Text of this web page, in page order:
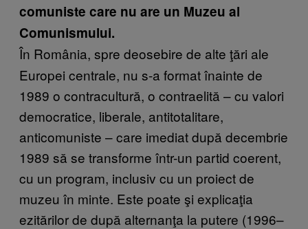
comuniste care nu are un Muzeu al
Comunismului.
În România, spre deosebire de alte ţări ale
Europei centrale, nu s-a format înainte de
1989 o contracultură, o contraelită – cu valori
democratice, liberale, antitotalitare,
anticomuniste – care imediat după decembrie
1989 să se transforme într-un partid coerent,
cu un program, inclusiv cu un proiect de
muzeu în minte. Este poate şi explicaţia
ezitărilor de după alternanţa la putere (1996–